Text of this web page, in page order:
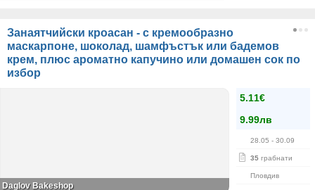
Занаятчийски кроасан - с кремообразно
маскарпоне, шоколад, шамфъстък или бадемов
крем, плюс ароматно капучино или домашен сок по
избор
5.11€
9.99лв
28.05 - 30.09
35 грабнати
Пловдив
Daglov Bakeshop